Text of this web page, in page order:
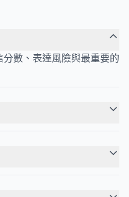
數、表達風險與最重要的